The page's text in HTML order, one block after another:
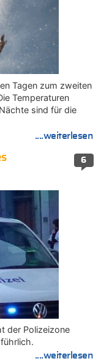
Tagen zum zweiten
Temperaturen
sind für die
....weiterlesen
6
der Polizeizone
....weiterlesen